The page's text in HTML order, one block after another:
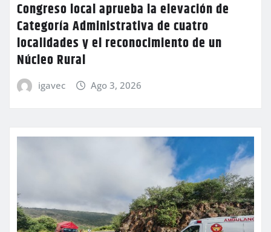
Congreso local aprueba la elevación de
Categoría Administrativa de cuatro
localidades y el reconocimiento de un
Núcleo Rural
igavec Ago 3, 2026